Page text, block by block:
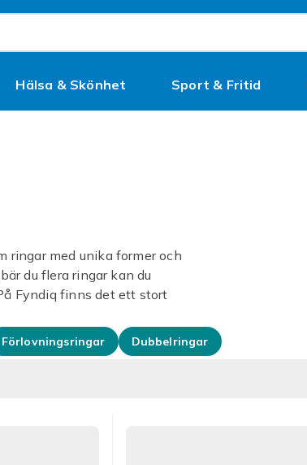
Hälsa & Skönhet Sport & Fritid
ringar med unika former och
du flera ringar kan du
Fyndiq finns det ett stort
Förlovningsringar Dubbelringar